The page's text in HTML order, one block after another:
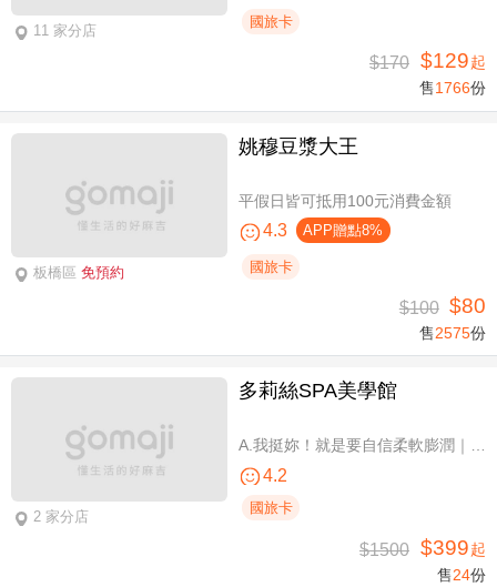
11 家分店
國旅卡
$170 $129起
售1766份
板橋區 免預約
姚穆豆漿大王
平假日皆可抵用100元消費金額
4.3 APP贈點8%
國旅卡
$100 $80
售2575份
2 家分店
多莉絲SPA美學館
A.我挺妳！就是要自信柔軟膨潤｜美胸按摩全程35分(純手技) / B.《不限體驗單次券》我挺妳！就是要自信柔軟膨潤｜美胸按摩全程35分(純手技) / C.《不限體驗單次券》Plus升級：Chakra七脈輪精油-暨全身十四經絡舒壓60分(純手技) / D.《不限體驗單次券》燈泡美肌青春好氣色-高舒敏緊緻雙組合：鬆筋軟膜臉部課程共110分(純手技)
4.2
國旅卡
$1500 $399起
售24份